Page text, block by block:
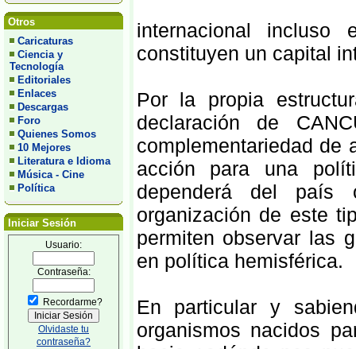
Otros
Caricaturas
Ciencia y
Tecnología
Editoriales
Enlaces
Descargas
Foro
Quienes Somos
10 Mejores
Literatura e Idioma
Música - Cine
Política
Iniciar Sesión
Usuario:
Contraseña:
Recordarme?
Olvidaste tu
contraseña?
internacional incluso
constituyen un capital
Por la propia
declaración de
complementariedad
acción para una
dependerá del
organización de este
permiten observar las
en política hemisférica.
En particular y
organismos nacidos